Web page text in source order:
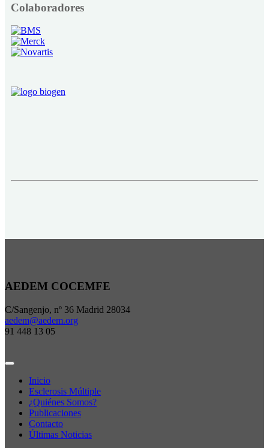
Colaboradores
AEDEM COCEMFE
C/Sangenjo, nº 36 Madrid 28034
aedem@aedem.org
91 448 13 05
Inicio
Esclerosis Múltiple
¿Quiénes Somos?
Publicaciones
Contacto
Últimas Noticias